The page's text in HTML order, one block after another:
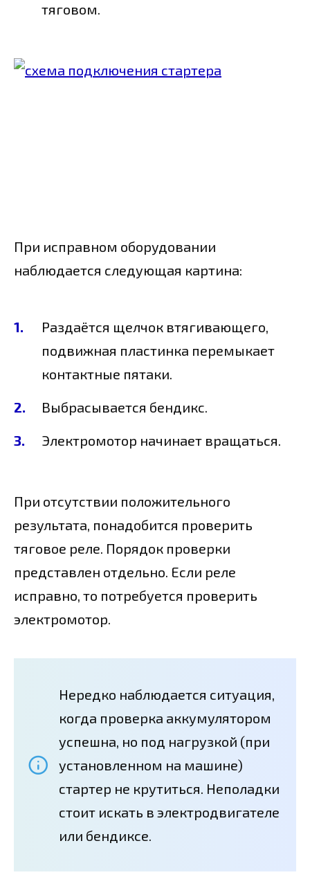
тяговом.
При исправном оборудовании
наблюдается следующая картина:
Раздаётся щелчок втягивающего,
подвижная пластинка перемыкает
контактные пятаки.
Выбрасывается бендикс.
Электромотор начинает вращаться.
При отсутствии положительного
результата, понадобится проверить
тяговое реле. Порядок проверки
представлен отдельно. Если реле
исправно, то потребуется проверить
электромотор.
Нередко наблюдается ситуация,
когда проверка аккумулятором
успешна, но под нагрузкой (при
установленном на машине)
стартер не крутиться. Неполадки
стоит искать в электродвигателе
или бендиксе.